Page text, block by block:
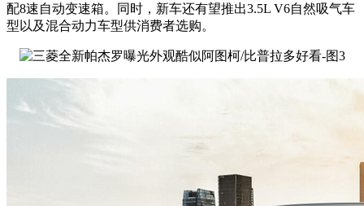
配8速自动变速箱。同时，新车还有望推出3.5L V6自然吸气车
型以及混合动力车型供消费者选购。